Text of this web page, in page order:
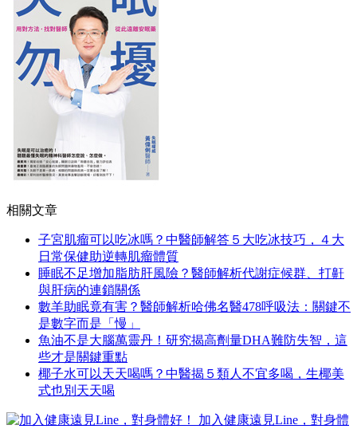
相關文章
子宮肌瘤可以吃冰嗎？中醫師解答５大吃冰技巧，４大
日常保健助逆轉肌瘤體質
睡眠不足增加脂肪肝風險？醫師解析代謝症候群、打鼾
與肝病的連鎖關係
數羊助眠竟有害？醫師解析哈佛名醫478呼吸法：關鍵不
是數字而是「慢」
魚油不是大腦萬靈丹！研究揭高劑量DHA難防失智，這
些才是關鍵重點
椰子水可以天天喝嗎？中醫揭５類人不宜多喝，生椰美
式也別天天喝
加入健康遠見Line，對身體